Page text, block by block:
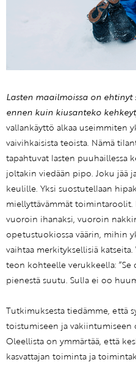
Lasten maailmoissa on
ennen kuin kiusanteko
vallankäyttö alkaa useimmiten
vaivihkaisista teoista. Nämä
tapahtuvat lasten puuhaillessa
joltakin viedään pipo. Joku jää
keulille. Yksi suostutellaan
miellyttävämmät
vuoroin ihanaksi, vuoroin
opetustuokiossa väärin, mihin
vaihtaa merkityksellisiä katseita.
teon kohteelle verukkeella: ”Se
pienestä suutu. Sulla ei oo
Tutkimuksesta tiedämme, että
toistumiseen ja vakiintumiseen
Oleellista on ymmärtää, että
kasvattajan toiminta ja